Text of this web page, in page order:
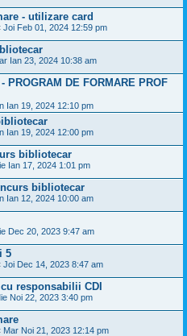
- utilizare card
Joi Feb 01, 2024 12:59 pm
Ian 23, 2024 10:38 am
PROGRAM DE FORMARE PROF
Ian 19, 2024 12:10 pm
Ian 19, 2024 12:00 pm
bibliotecar
Ian 17, 2024 1:01 pm
bibliotecar
Ian 12, 2024 10:00 am
Dec 20, 2023 9:47 am
5
Joi Dec 14, 2023 8:47 am
responsabilii CDI
Noi 22, 2023 3:40 pm
Mar Noi 21, 2023 12:14 pm